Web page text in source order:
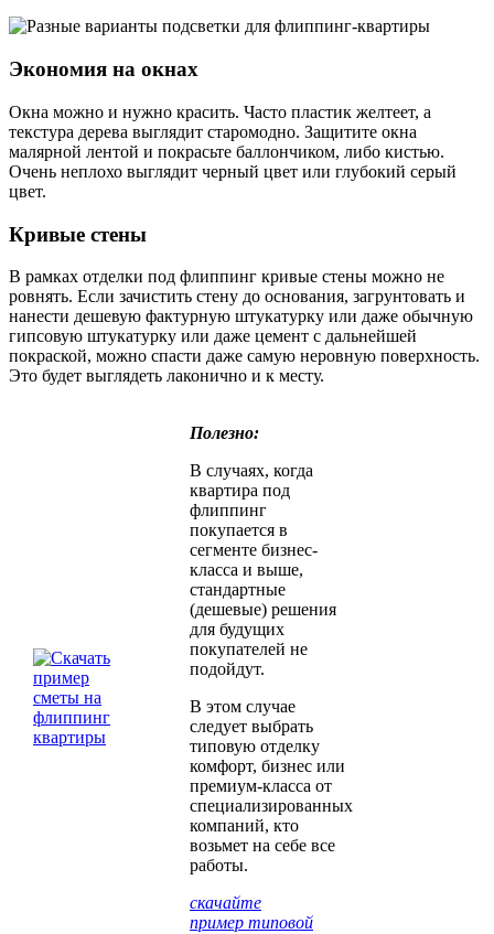
Экономия на окнах
Окна можно и нужно красить. Часто пластик желтеет, а
текстура дерева выглядит старомодно. Защитите окна
малярной лентой и покрасьте баллончиком, либо кистью.
Очень неплохо выглядит черный цвет или глубокий серый
цвет.
Кривые стены
В рамках отделки под флиппинг кривые стены можно не
ровнять. Если зачистить стену до основания, загрунтовать и
нанести дешевую фактурную штукатурку или даже обычную
гипсовую штукатурку или даже цемент с дальнейшей
покраской, можно спасти даже самую неровную поверхность.
Это будет выглядеть лаконично и к месту.
Полезно:
В случаях, когда
квартира под
флиппинг
покупается в
сегменте бизнес-
класса и выше,
стандартные
(дешевые) решения
для будущих
покупателей не
подойдут.
В этом случае
следует выбрать
типовую отделку
комфорт, бизнес или
премиум-класса от
специализированных
компаний, кто
возьмет на себе все
работы.
скачайте
пример типовой